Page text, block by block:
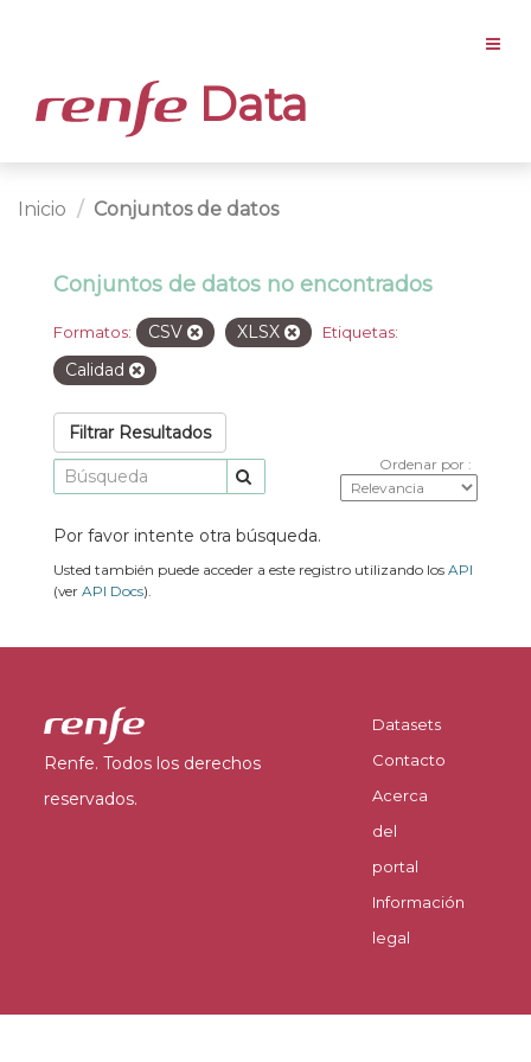
Data
Inicio Conjuntos de datos
Conjuntos de datos no encontrados
Formatos: CSV XLSX Etiquetas:
Calidad
Filtrar Resultados
Ordenar por
Por favor intente otra búsqueda.
Usted también puede acceder a este registro utilizando los API
(ver API Docs).
Renfe. Todos los derechos
reservados.
Datasets
Contacto
Acerca
del
portal
Información
legal